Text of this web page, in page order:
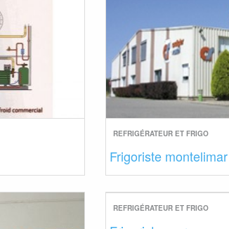
REFRIGÉRATEUR ET FRIGO
Frigoriste montelimar
REFRIGÉRATEUR ET FRIGO